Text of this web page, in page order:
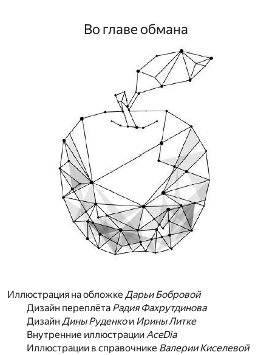
Во главе обмана
Иллюстрация на обложке Дарьи Бобровой
Дизайн переплёта Радия Фахрутдинова
Дизайн Дины Руденкои Ирины Литке
Внутренние иллюстрацииAceDia
Иллюстрации в справочнике Валерии Киселевой